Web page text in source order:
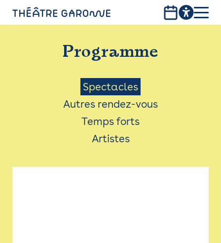
PROGRAMME
INFOS PRATIQUES
AVEC LES PUBLICS
ACCESSIBILITÉ
LES PRODUCTIONS
Programme
Menu
Saison
Spectacles
Autres rendez-vous
Temps forts
Artistes